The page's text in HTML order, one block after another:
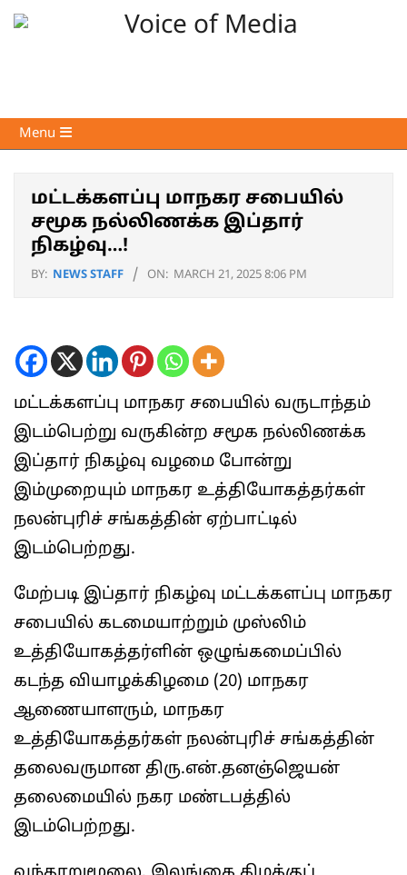
Skip
Voice
of
Primary
Navigation
Menu
மட்டக்களப்பு மாநகர சபையில்
சமூக நல்லிணக்க இப்தார்
நிகழ்வு…!
BY: NEWS STAFF ON: MARCH 21, 2025 8:06 PM
மட்டக்களப்பு மாநகர சபையில் வருடாந்தம்
இடம்பெற்று வருகின்ற சமூக நல்லிணக்க
இப்தார் நிகழ்வு வழமை போன்று
இம்முறையும் மாநகர உத்தியோகத்தர்கள்
நலன்புரிச் சங்கத்தின் ஏற்பாட்டில்
இடம்பெற்றது.
மேற்படி இப்தார் நிகழ்வு மட்டக்களப்பு மாநகர
சபையில் கடமையாற்றும் முஸ்லிம்
உத்தியோகத்தர்ளின் ஒழுங்கமைப்பில்
கடந்த வியாழக்கிழமை (20) மாநகர
ஆணையாளரும், மாநகர
உத்தியோகத்தர்கள் நலன்புரிச் சங்கத்தின்
தலைவருமான திரு.என்.தனஞ்ஜெயன்
தலைமையில் நகர மண்டபத்தில்
இடம்பெற்றது.